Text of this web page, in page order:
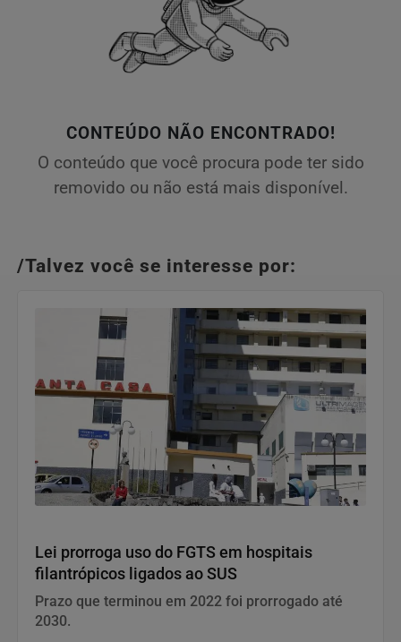
CONTEÚDO NÃO ENCONTRADO!
O conteúdo que você procura pode ter sido
removido ou não está mais disponível.
/Talvez você se interesse por:
Lei prorroga uso do FGTS em hospitais
filantrópicos ligados ao SUS
Prazo que terminou em 2022 foi prorrogado até
2030.